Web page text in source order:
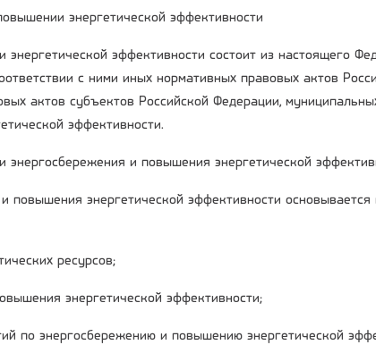
энергетической эффективности
эффективности состоит из настоящего
с ними иных нормативных правовых актов
актов субъектов Российской Федерации,
эффективности.
энергосбережения и повышения энергетической
повышения энергетической эффективности
ресурсов;
энергетической эффективности;
по энергосбережению и повышению энергетической